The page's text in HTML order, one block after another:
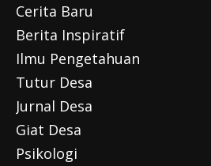
Cerita Baru
Berita Inspiratif
Ilmu Pengetahuan
Tutur Desa
Jurnal Desa
Giat Desa
Psikologi